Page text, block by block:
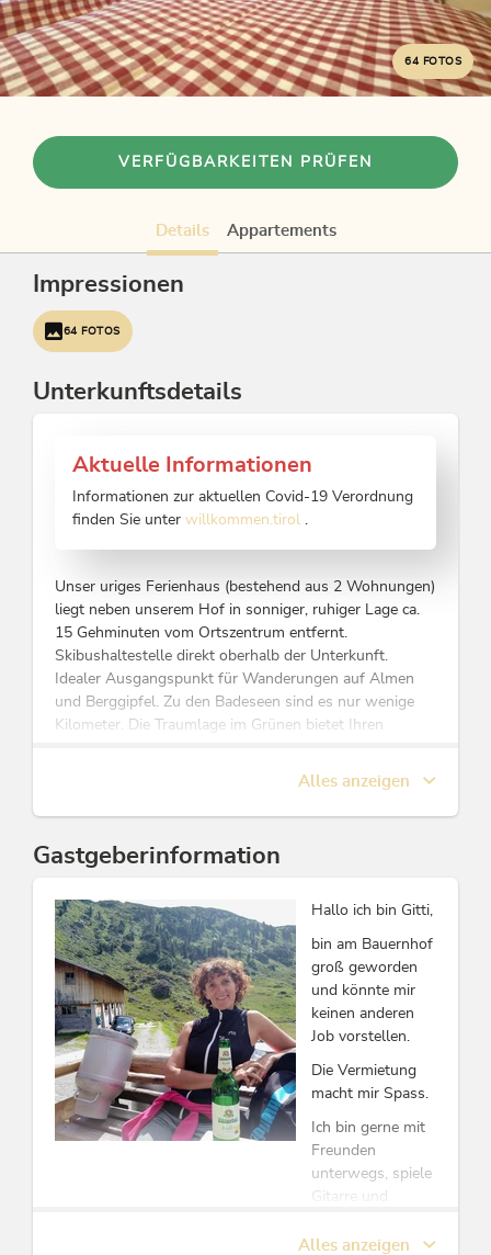
64 FOTOS
VERFÜGBARKEITEN PRÜFEN
Details Appartements
Impressionen
64 FOTOS
Unterkunftsdetails
Aktuelle Informationen
Informationen zur aktuellen Covid-19 Verordnung
finden Sie unter willkommen.tirol .
Unser uriges Ferienhaus (bestehend aus 2 Wohnungen)
liegt neben unserem Hof in sonniger, ruhiger Lage ca.
15 Gehminuten vom Ortszentrum entfernt.
Skibushaltestelle direkt oberhalb der Unterkunft.
Idealer Ausgangspunkt für Wanderungen auf Almen
und Berggipfel. Zu den Badeseen sind es nur wenige
Kilometer. Die Traumlage im Grünen bietet Ihren
(Trampolin, Rutsche, Schaukel, Tischtennis) oder im
Wald unterhalb unseres Hofes. Lassen Sie den Tag mit
einem Grillabend auf der großen Terrasse ausklingen.
Zufahrt am Hof endet.
Obstler aus eigener Erzeugung, selbstgebackenes
Bauernbrot und frischer hausgemachter Joghurt. Ihre
Frühstückseier können Sie selber aus dem Hühnerstall
holen, hofeigene Alm.
Unsere Haustiere: Kühe, Kälber, Schweine, Kater Kastro
und Oliver und unsere Eierlieferanten.
Herzliche Grüße aus Alpbach!
Ihre Fam. Prosser Wörglerhof Alpbacher
Hüttenappartements
Diese Unterkunft ist Mitglied von
Alpbachtal Card inklusive
Alles anzeigen
Gastgeberinformation
Hallo ich bin Gitti,
bin am Bauernhof
groß geworden
und könnte mir
keinen anderen
Job vorstellen.
Die Vermietung
macht mir Spass.
Ich bin gerne mit
Freunden
unterwegs, spiele
Gitarre und
schöne Bergwelt
Alles anzeigen